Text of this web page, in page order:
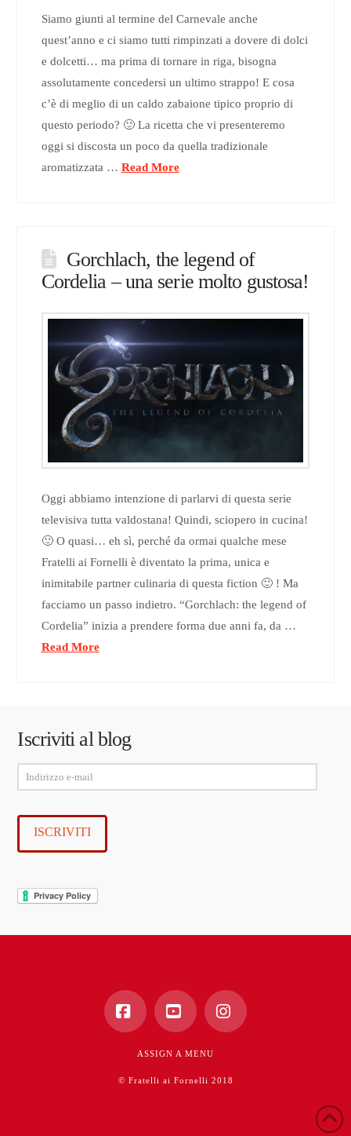
Siamo giunti al termine del Carnevale anche
quest’anno e ci siamo tutti rimpinzati a dovere di dolci
e dolcetti… ma prima di tornare in riga, bisogna
assolutamente concedersi un ultimo strappo! E cosa
c’è di meglio di un caldo zabaione tipico proprio di
questo periodo? 🙂 La ricetta che vi presenteremo
oggi si discosta un poco da quella tradizionale
aromatizzata … Read More
Gorchlach, the legend of
Cordelia – una serie molto gustosa!
Oggi abbiamo intenzione di parlarvi di questa serie
televisiva tutta valdostana! Quindi, sciopero in cucina!
🙂 O quasi… eh sì, perché da ormai qualche mese
Fratelli ai Fornelli è diventato la prima, unica e
inimitabile partner culinaria di questa fiction 🙂 ! Ma
facciamo un passo indietro. “Gorchlach: the legend of
Cordelia” inizia a prendere forma due anni fa, da …
Read More
Iscriviti al blog
Indirizzo
e-
mail
ISCRIVITI
FacebookYouTube
ASSIGN A MENU
© Fratelli ai Fornelli 2018